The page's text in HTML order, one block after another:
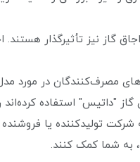
نیز تأثیرگذار هستند.
مصرف‌کنندگان در مورد
"داتیس" استفاده کرده‌اند
تولیدکننده یا
به شما کمک کنند.